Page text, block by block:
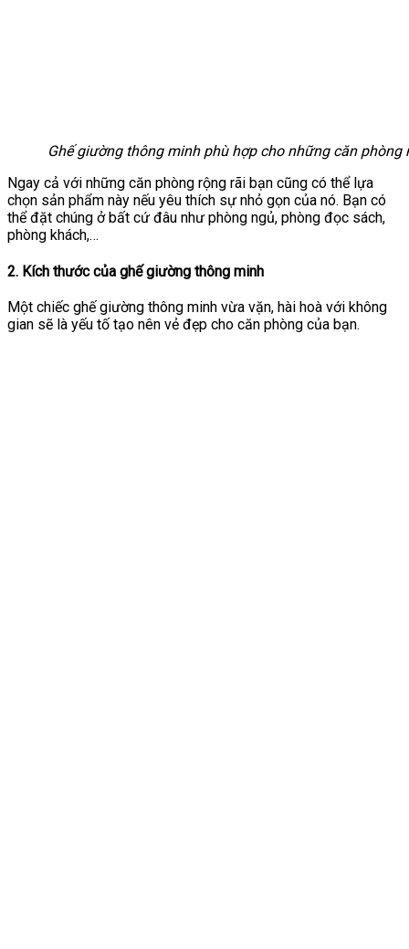
Ghế giường thông minh phù hợp cho những căn phòng
Ngay cả với những căn phòng rộng rãi bạn cũng có thể lựa
chọn sản phẩm này nếu yêu thích sự nhỏ gọn của nó. Bạn có
thể đặt chúng ở bất cứ đâu như phòng ngủ, phòng đọc sách,
phòng khách,…
2. Kích thước của ghế giường thông minh
Một chiếc ghế giường thông minh vừa vặn, hài hoà với không
gian sẽ là yếu tố tạo nên vẻ đẹp cho căn phòng của bạn.